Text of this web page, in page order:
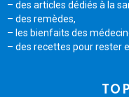
– des articles dédiés à la
– des remèdes,
– les bienfaits des
– des recettes pour rester